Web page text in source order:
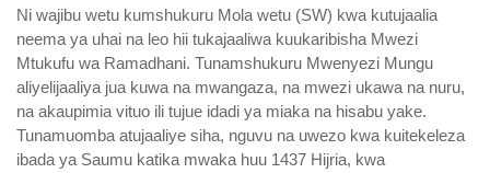
Ni wajibu wetu kumshukuru Mola wetu (SW) kwa kutujaalia
neema ya uhai na leo hii tukajaaliwa kuukaribisha Mwezi
Mtukufu wa Ramadhani. Tunamshukuru Mwenyezi Mungu
aliyelijaaliya jua kuwa na mwangaza, na mwezi ukawa na nuru,
na akaupimia vituo ili tujue idadi ya miaka na hisabu yake.
Tunamuomba atujaaliye siha, nguvu na uwezo kwa kuitekeleza
ibada ya Saumu katika mwaka huu 1437 Hijria, kwa